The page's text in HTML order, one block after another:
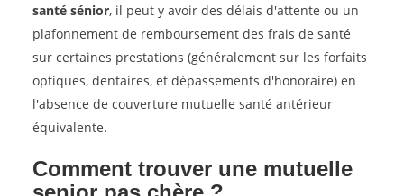
santé sénior, il peut y avoir des délais d'attente ou un
plafonnement de remboursement des frais de santé
sur certaines prestations (généralement sur les forfaits
optiques, dentaires, et dépassements d'honoraire) en
l'absence de couverture mutuelle santé antérieur
équivalente.
Comment trouver une mutuelle